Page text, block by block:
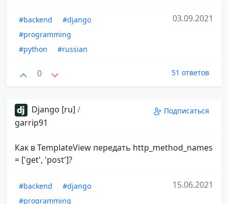
#backend
#django
#programming
#python
#russian
03.09.2021
0 51 ответов
Django [ru] /
garrip91
Подписаться
Как в TemplateView передать http_method_names
= ['get', 'post']?
#backend
#django
#programming
15.06.2021